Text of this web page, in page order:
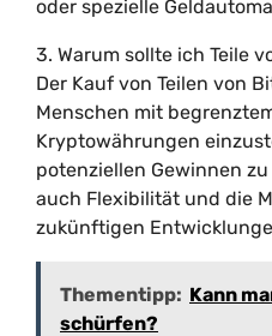
oder spezielle
3. Warum sollte ich Teile
Der Kauf von Teilen von
Menschen mit
Kryptowährungen
potenziellen Gewinnen
auch Flexibilität und die
zukünftigen
Thementipp: Kann
schürfen?